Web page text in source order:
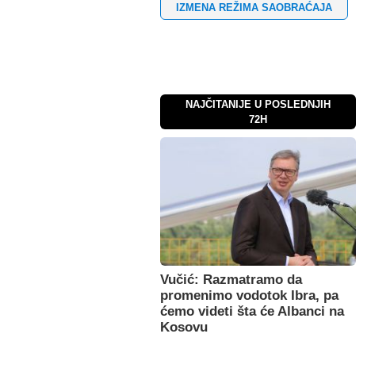
IZMENA REŽIMA SAOBRAĆAJA
NAJČITANIJE U POSLEDNJIH
72H
Vučić: Razmatramo da
promenimo vodotok Ibra, pa
ćemo videti šta će Albanci na
Kosovu